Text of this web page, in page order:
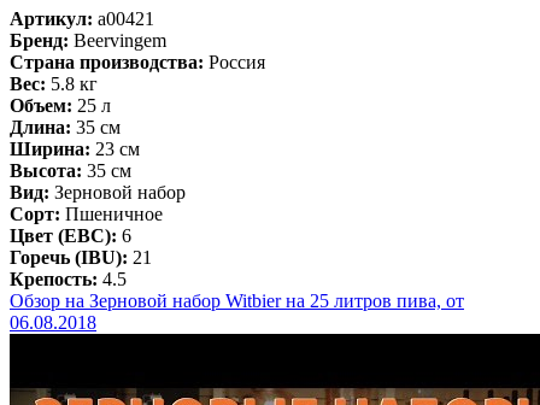
Артикул: a00421
Бренд: Beervingem
Страна производства: Россия
Вес: 5.8 кг
Объем: 25 л
Длина: 35 см
Ширина: 23 см
Высота: 35 см
Вид: Зерновой набор
Сорт: Пшеничное
Цвет (EBC): 6
Горечь (IBU): 21
Крепость: 4.5
Обзор на Зерновой набор Witbier на 25 литров пива, от
06.08.2018